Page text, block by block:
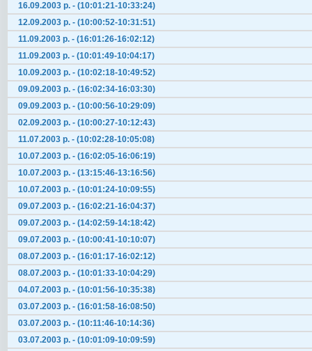
16.09.2003 р. - (10:01:21-10:33:24)
12.09.2003 р. - (10:00:52-10:31:51)
11.09.2003 р. - (16:01:26-16:02:12)
11.09.2003 р. - (10:01:49-10:04:17)
10.09.2003 р. - (10:02:18-10:49:52)
09.09.2003 р. - (16:02:34-16:03:30)
09.09.2003 р. - (10:00:56-10:29:09)
02.09.2003 р. - (10:00:27-10:12:43)
11.07.2003 р. - (10:02:28-10:05:08)
10.07.2003 р. - (16:02:05-16:06:19)
10.07.2003 р. - (13:15:46-13:16:56)
10.07.2003 р. - (10:01:24-10:09:55)
09.07.2003 р. - (16:02:21-16:04:37)
09.07.2003 р. - (14:02:59-14:18:42)
09.07.2003 р. - (10:00:41-10:10:07)
08.07.2003 р. - (16:01:17-16:02:12)
08.07.2003 р. - (10:01:33-10:04:29)
04.07.2003 р. - (10:01:56-10:35:38)
03.07.2003 р. - (16:01:58-16:08:50)
03.07.2003 р. - (10:11:46-10:14:36)
03.07.2003 р. - (10:01:09-10:09:59)